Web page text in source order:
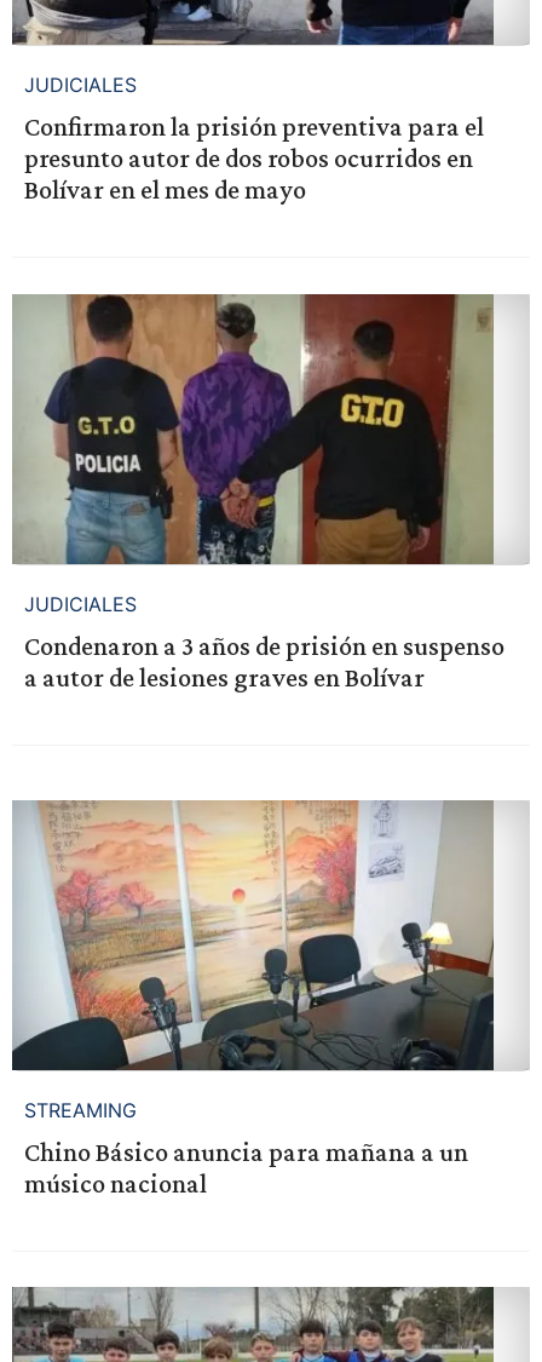
JUDICIALES
Confirmaron la prisión preventiva para el
presunto autor de dos robos ocurridos en
Bolívar en el mes de mayo
JUDICIALES
Condenaron a 3 años de prisión en suspenso
a autor de lesiones graves en Bolívar
STREAMING
Chino Básico anuncia para mañana a un
músico nacional